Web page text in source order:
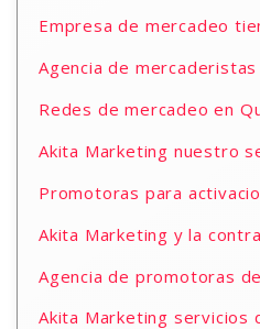
Empresa de mercadeo
Agencia de mercaderistas
Redes de mercadeo en
Akita Marketing nuestro
Promotoras para
Akita Marketing y la
Agencia de promotoras
Akita Marketing servicios